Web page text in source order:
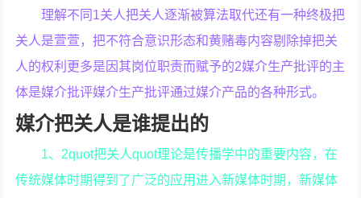
理解不同1关人把关人逐渐被算法取代还有一种终极把
关人是萱萱，把不符合意识形态和黄赌毒内容剔除掉把关
人的权利更多是因其岗位职责而赋予的2媒介生产批评的主
体是媒介批评媒介生产批评通过媒介产品的各种形式。
媒介把关人是谁提出的
1、2quot把关人quot理论是传播学中的重要内容，在
传统媒体时期得到了广泛的应用进入新媒体时期，新媒体